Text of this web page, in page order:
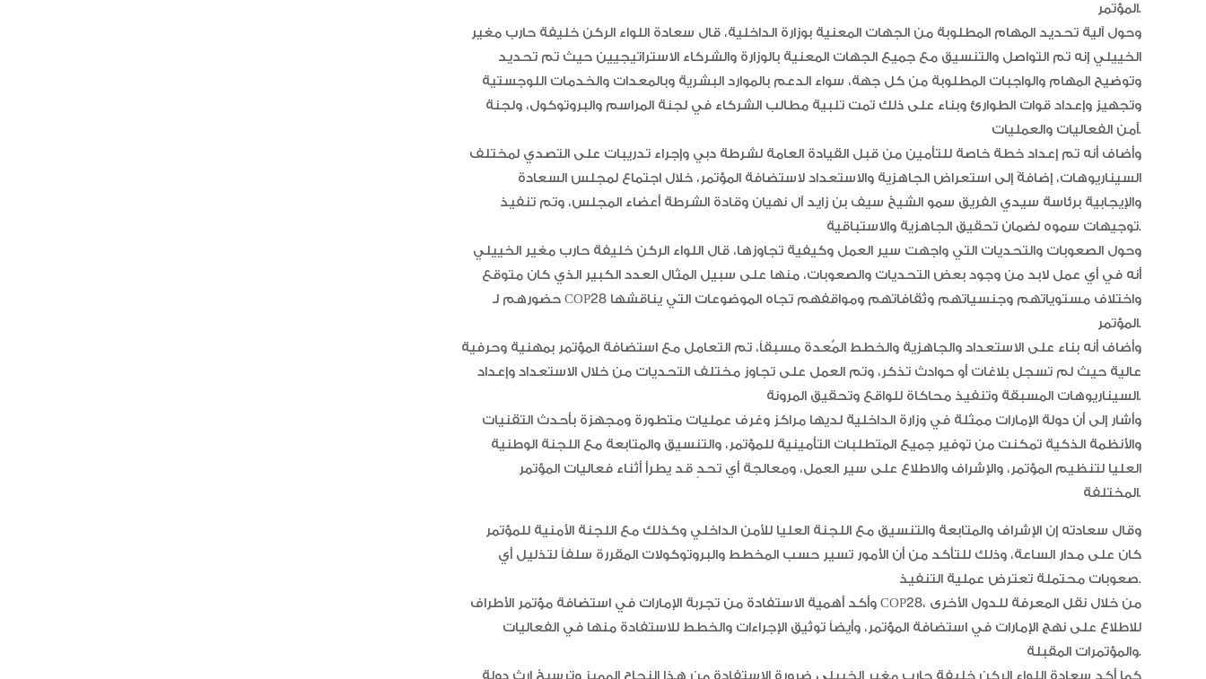
المؤتمر.
وحول آلية تحديد المهام المطلوبة من الجهات المعنية بوزارة الداخلية، قال سعادة اللواء الركن خليفة حارب مغير
الخييلي إنه تم التواصل والتنسيق مع جميع الجهات المعنية بالوزارة والشركاء الاستراتيجيين حيث تم تحديد
وتوضيح المهام والواجبات المطلوبة من كل جهة، سواء الدعم بالموارد البشرية وبالمعدات والخدمات اللوجستية
وتجهيز وإعداد قوات الطوارئ وبناء على ذلك تمت تلبية مطالب الشركاء في لجنة المراسم والبروتوكول، ولجنة
أمن الفعاليات والعمليات.
وأضاف أنه تم إعداد خطة خاصة للتأمين من قبل القيادة العامة لشرطة دبي وإجراء تدريبات على التصدي لمختلف
السيناريوهات، إضافةً إلى استعراض الجاهزية والاستعداد لاستضافة المؤتمر، خلال اجتماع لمجلس السعادة
والإيجابية برئاسة سيدي الفريق سمو الشيخ سيف بن زايد آل نهيان وقادة الشرطة أعضاء المجلس، وتم تنفيذ
توجيهات سموه لضمان تحقيق الجاهزية والاستباقية.
وحول الصعوبات والتحديات التي واجهت سير العمل وكيفية تجاوزها، قال اللواء الركن خليفة حارب مغير الخييلي
أنه في أي عمل لابد من وجود بعض التحديات والصعوبات، منها على سبيل المثال العدد الكبير الذي كان متوقع
حضورهم لـ COP28 واختلاف مستوياتهم وجنسياتهم وثقافاتهم ومواقفهم تجاه الموضوعات التي يناقشها
المؤتمر.
وأضاف أنه بناء على الاستعداد والجاهزية والخطط المُعدة مسبقاً، تم التعامل مع استضافة المؤتمر بمهنية وحرفية
عالية حيث لم تسجل بلاغات أو حوادث تذكر، وتم العمل على تجاوز مختلف التحديات من خلال الاستعداد وإعداد
السيناريوهات المسبقة وتنفيذ محاكاة للواقع وتحقيق المرونة.
وأشار إلى أن دولة الإمارات ممثلة في وزارة الداخلية لديها مراكز وغرف عمليات متطورة ومجهزة بأحدث التقنيات
والأنظمة الذكية تمكنت من توفير جميع المتطلبات التأمينية للمؤتمر، والتنسيق والمتابعة مع اللجنة الوطنية
العليا لتنظيم المؤتمر، والإشراف والاطلاع على سير العمل، ومعالجة أي تحدٍ قد يطرأ أثناء فعاليات المؤتمر
المختلفة.
وقال سعادته إن الإشراف والمتابعة والتنسيق مع اللجنة العليا للأمن الداخلي وكذلك مع اللجنة الأمنية للمؤتمر
كان على مدار الساعة، وذلك للتأكد من أن الأمور تسير حسب المخطط والبروتوكولات المقررة سلفاً لتذليل أي
صعوبات محتملة تعترض عملية التنفيذ.
وأكد أهمية الاستفادة من تجربة الإمارات في استضافة مؤتمر الأطراف COP28، من خلال نقل المعرفة للدول الأخرى
للاطلاع على نهج الإمارات في استضافة المؤتمر، وأيضاً توثيق الإجراءات والخطط للاستفادة منها في الفعاليات
والمؤتمرات المقبلة.
كما أكد سعادة اللواء الركن خليفة حارب مغير الخييلي ضرورة الاستفادة من هذا النجاح المميز وترسيخ إرث دولة